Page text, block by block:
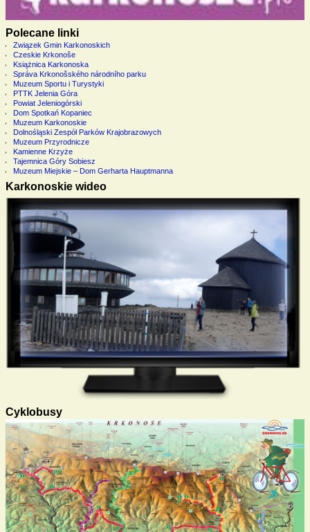
Polecane linki
Związek Gmin Karkonoskich
Czeskie Krkonoše
Książnica Karkonoska
Správa Krkonošského národního parku
Muzeum Sportu i Turystyki
PTTK Jelenia Góra
Powiat Jeleniogórski
Dom Spotkań Kopaniec
Muzeum Karkonoskie
Dolnośląski Zespół Parków Krajobrazowych
Muzeum Przyrodnicze
Kamienne Krzyże
Tajemnica Góry Sobiesz
Muzeum Miejskie – Dom Gerharta Hauptmanna
Karkonoskie wideo
Cyklobusy